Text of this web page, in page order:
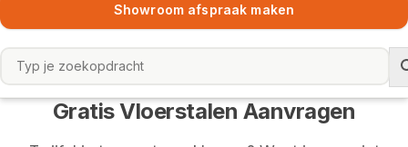
Showroom afspraak maken
Gratis Vloerstalen Aanvragen